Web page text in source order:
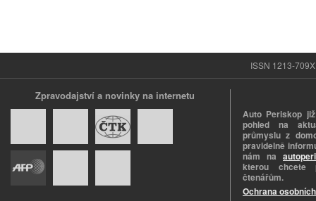
ISSN 1213-
Zpravodajství a novinky na internetu
Auto Periskop
pohled na
průmyslu z
pravidelně
nám na
kterou chcete
čtenářům.
Ochrana